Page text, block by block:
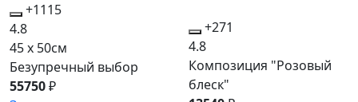
+1115
4.8
45 x 50см
Безупречный выбор
55750₽
+271
4.8
Композиция "Розовый
блеск"